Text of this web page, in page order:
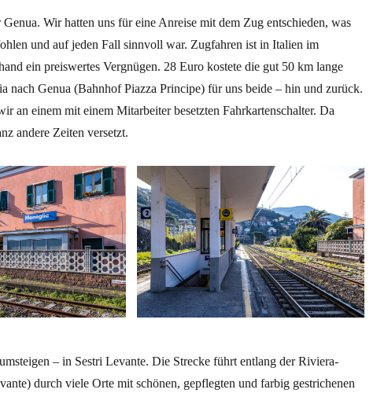
Wir hatten uns für eine Anreise mit dem Zug entschieden, was
und auf jeden Fall sinnvoll war. Zugfahren ist in Italien im
ein preiswertes Vergnügen. 28 Euro kostete die gut 50 km lange
nach Genua (Bahnhof Piazza Principe) für uns beide – hin und zurück.
an einem mit einem Mitarbeiter besetzten Fahrkartenschalter. Da
andere Zeiten versetzt.
– in Sestri Levante. Die Strecke führt entlang der Riviera-
durch viele Orte mit schönen, gepflegten und farbig gestrichenen